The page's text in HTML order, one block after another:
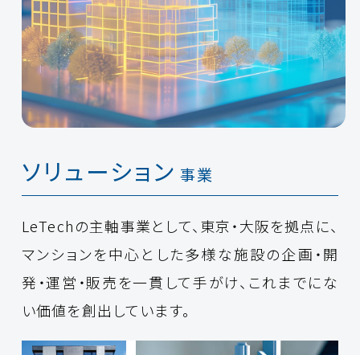
ソリューション 事業
LeTechの主軸事業として、東京・大阪を拠点に、
マンションを中心とした多様な施設の企画・開
発・運営・販売を一貫して手がけ、これまでにな
い価値を創出しています。